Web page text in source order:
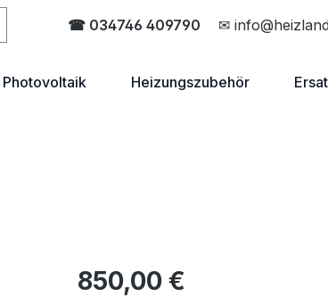
☎ 034746 409790 ✉
Photovoltaik Heizungszubehör
Regulärer Preis:
850,00 €